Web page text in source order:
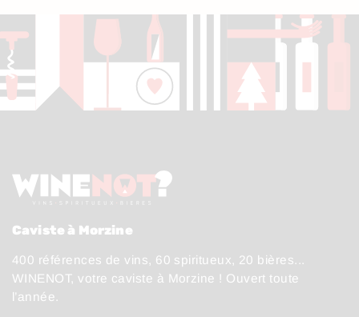
Caviste à Morzine
400 références de vins, 60 spiritueux, 20 bières...
WINENOT, votre caviste à Morzine ! Ouvert toute
l’année.